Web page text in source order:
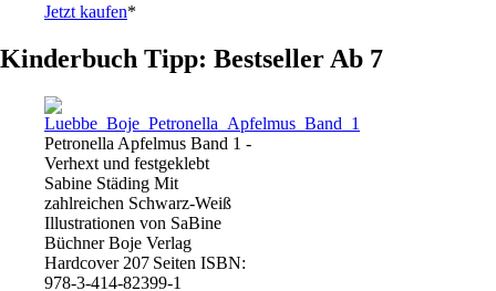
Jetzt kaufen*
Kinderbuch Tipp: Bestseller Ab 7
Petronella Apfelmus Band 1 -
Verhext und festgeklebt
Sabine Städing Mit
zahlreichen Schwarz-Weiß
Illustrationen von SaBine
Büchner Boje Verlag
Hardcover 207 Seiten ISBN:
978-3-414-82399-1